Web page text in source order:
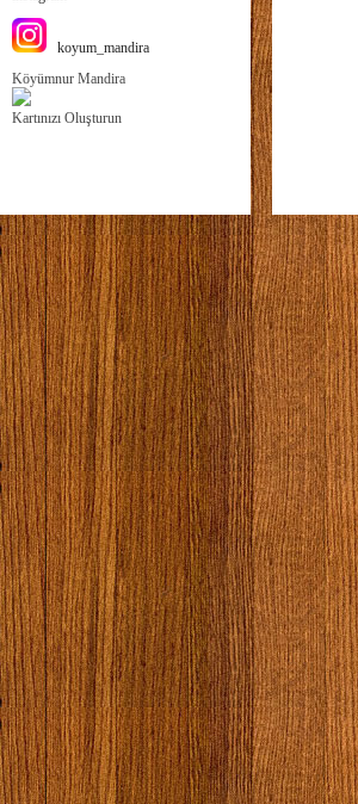
koyum_mandira
Köyümnur Mandira
Kartınızı Oluşturun